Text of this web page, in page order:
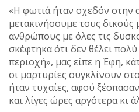
«Η φωτιά ήταν σχεδόν στην
μετακινήσουμε τους δικούς
ανθρώπους με όλες τις
σκέφτηκα ότι δεν θέλει πολύ
περιοχή», μας είπε η Έφη,
οι μαρτυρίες συγκλίνουν
ήταν τυχαίες, αφού
και λίγες ώρες αργότερα κι